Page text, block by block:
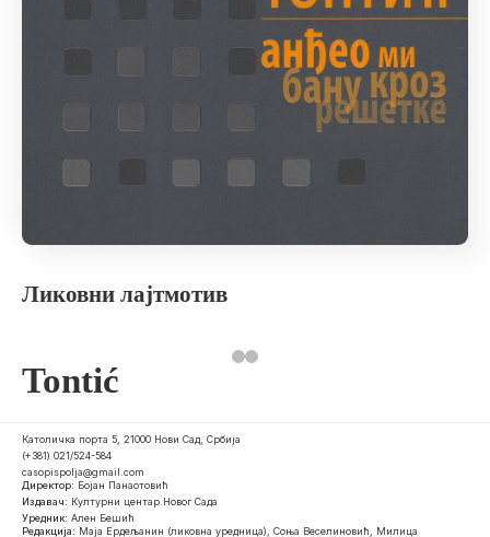
Ликовни лајтмотив
Tontić
Католичка порта 5, 21000 Нови Сад, Србија
(+381) 021/524-584
casopispolja@gmail.com
Директор: Бојан Панаотовић
Издавач: Културни центар Новог Сада
Уредник: Ален Бешић
Редакција: Маја Ердељанин (ликовна уредница), Соња Веселиновић, Милица